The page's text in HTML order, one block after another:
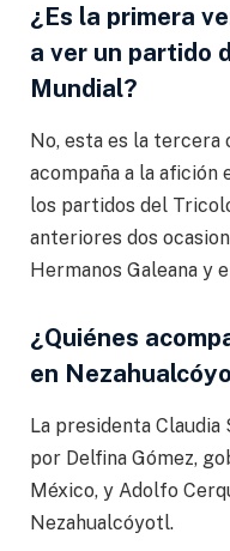
¿Es la primera
a ver un partido
Mundial?
No, esta es la tercera
acompaña a la
los partidos del
anteriores dos
Hermanos Galeana y
¿Quiénes
en
La presidenta Claudia
por Delfina Gómez,
México, y Adolfo
Nezahualcóyotl.